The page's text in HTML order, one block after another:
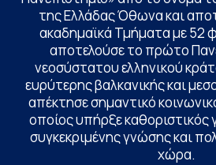
της Ελλάδας Όθωνα και
ακαδημαϊκά Τμήματα με 52
αποτελούσε το πρώτο
νεοσύστατου ελληνικού
ευρύτερης βαλκανικής και
απέκτησε σημαντικό
οποίος υπήρξε
συγκεκριμένης γνώσης και
χώρα.